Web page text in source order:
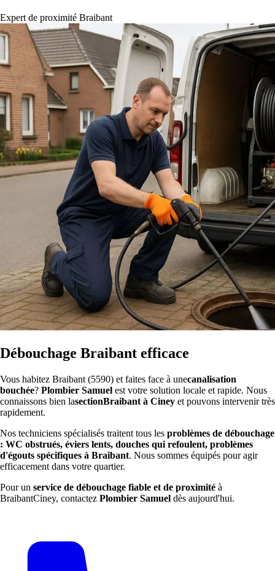
Expert de proximité Braibant
Débouchage Braibant efficace
Vous habitez Braibant (5590) et faites face à unecanalisation
bouchée? Plombier Samuel est votre solution locale et rapide. Nous
connaissons bien lasectionBraibant à Ciney et pouvons intervenir très
rapidement.
Nos techniciens spécialisés traitent tous les problèmes de débouchage
: WC obstrués, éviers lents, douches qui refoulent, problèmes
d'égouts spécifiques à Braibant. Nous sommes équipés pour agir
efficacement dans votre quartier.
Pour un service de débouchage fiable et de proximité à
BraibantCiney, contactez Plombier Samuel dès aujourd'hui.